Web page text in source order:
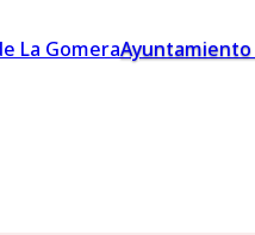
Ayuntamiento